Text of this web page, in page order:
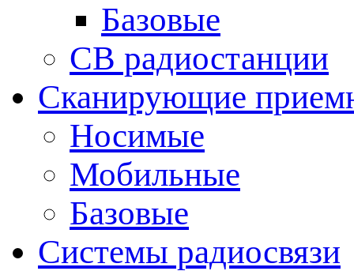
Базовые
CB радиостанции
Сканирующие
Носимые
Мобильные
Базовые
Системы радиосвязи